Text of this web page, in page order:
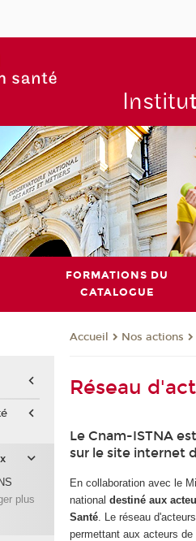
Institu
FORMATIONS DU
CATALOGUE
Accueil Nos actions
Réseau
Le Cnam-ISTNA
sur le site internet
En collaboration avec le
nationaldestiné aux
Santé . Le réseau
permettant aux acteurs de
plus